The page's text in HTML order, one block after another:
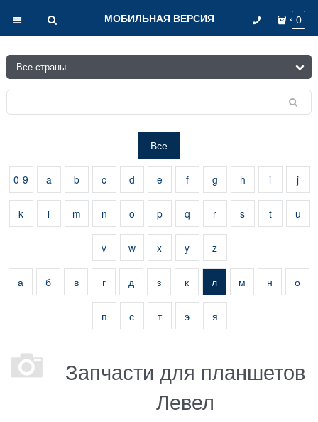
МОБИЛЬНАЯ ВЕРСИЯ 0
Все
0-9 a b c d e f g h i j
k l m n o p q r s t u
v w x y z
а б в г д з к л м н о
п с т э я
Запчасти для планшетов
Левел